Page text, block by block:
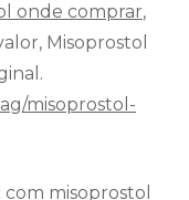
onde comprar,
Misoprostol
misoprostol-
misoprostol